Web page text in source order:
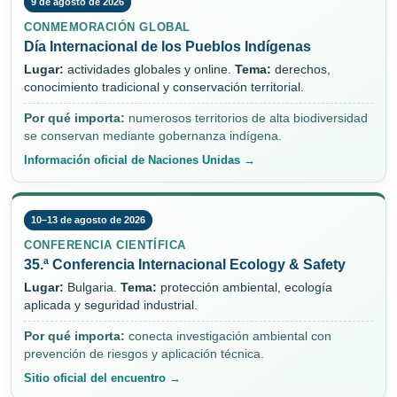
CONMEMORACIÓN GLOBAL
Día Internacional de los Pueblos Indígenas
Lugar: actividades globales y online. Tema: derechos,
conocimiento tradicional y conservación territorial.
Por qué importa: numerosos territorios de alta biodiversidad
se conservan mediante gobernanza indígena.
Información oficial de Naciones Unidas →
10–13 de agosto de 2026
CONFERENCIA CIENTÍFICA
35.ª Conferencia Internacional Ecology & Safety
Lugar: Bulgaria. Tema: protección ambiental, ecología
aplicada y seguridad industrial.
Por qué importa: conecta investigación ambiental con
prevención de riesgos y aplicación técnica.
Sitio oficial del encuentro →